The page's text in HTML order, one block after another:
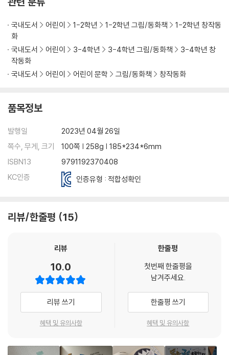
국내도서 어린이 1-2학년 1-2학년 그림/동화책
1-2학년 창작동
화
국내도서
어린이 3-4학년 3-4학년 그림/동화책
3-4학년 창
작동화
국내도서
어린이 어린이 문학 그림/동화책 창작동화
품목정보
발행일
2023년 04월 26일
쪽수, 무게, 크기
100쪽 | 258g | 185*234*6mm
ISBN13
9791192370408
KC인증
인증유형 : 적합성확인
리뷰/한줄평 15
리뷰
10.0
리뷰 쓰기
혜택 및 유의사항
한줄평
첫번째 한줄평을
남겨주세요.
한줄평 쓰기
혜택 및 유의사항